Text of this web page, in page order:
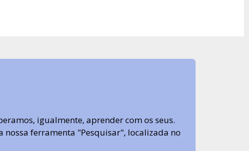
igualmente, aprender com os seus.
ferramenta "Pesquisar", localizada no